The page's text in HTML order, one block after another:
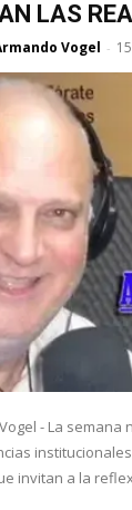
LAS
Vogel -
- La
invitan a la